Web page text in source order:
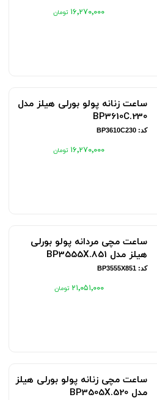
۱۶٬۲۷۰٬۰۰۰
ساعت زنانه پولو بورلی هیلز مدل
BP3610C.230
کد: BP3610C230
۱۶٬۲۷۰٬۰۰۰
ساعت مچی مردانه پولو بورلی
هیلز مدل BP3555X.851
کد: BP3555X851
۲۱٬۰۵۱٬۰۰۰
ساعت مچی زنانه پولو بورلی هیلز
مدل BP3505X.520